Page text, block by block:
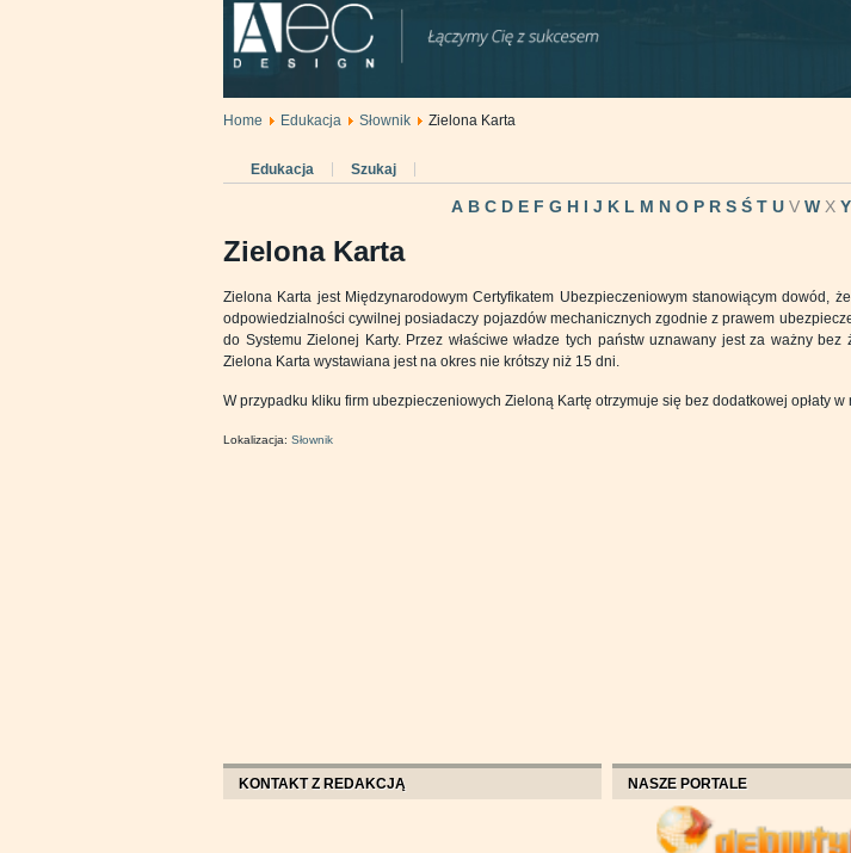
Home Edukacja Słownik Zielona Karta
Edukacja Szukaj
A B C D E F G H I J K L M N O P R S Ś T U V W X Y
Zielona Karta
Zielona Karta jest Międzynarodowym Certyfikatem Ubezpieczeniowym stanowiącym dowód,
odpowiedzialności cywilnej posiadaczy pojazdów mechanicznych zgodnie z prawem
do Systemu Zielonej Karty. Przez właściwe władze tych państw uznawany jest za ważny bez
Zielona Karta wystawiana jest na okres nie krótszy niż 15 dni.
W przypadku kliku firm ubezpieczeniowych Zieloną Kartę otrzymuje się bez dodatkowej opłaty
Lokalizacja: Słownik
KONTAKT Z REDAKCJĄ NASZE PORTALE